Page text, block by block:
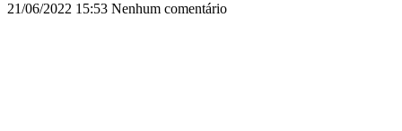
21/06/2022 15:53 Nenhum comentário